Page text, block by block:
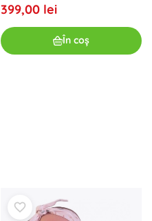
399,00 lei
În coș